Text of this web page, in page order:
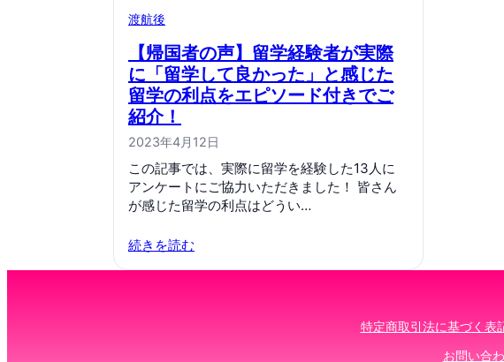
渡航後
【帰国者の声】留学経験者が実際
に「留学して良かった」と感じた
留学の利点をエピソード付きでご
紹介！
2023年4月12日
この記事では、実際に留学を経験した13人に
アンケートにご協力いただきました！ 皆さん
が感じた留学の利点はどうい…
続きを読む
特定商取引法に基づく表
お問い合